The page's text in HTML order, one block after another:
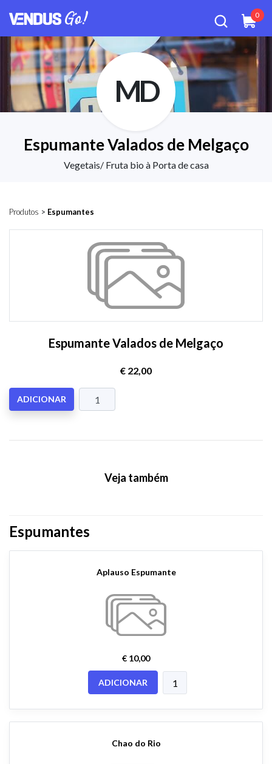
0
MD
Espumante Valados de Melgaço
Vegetais/ Fruta bio à Porta de casa
Produtos > Espumantes
Espumante Valados de Melgaço
€ 22,00
ADICIONAR
Veja também
Espumantes
Aplauso Espumante
€ 10,00
ADICIONAR
Chao do Rio